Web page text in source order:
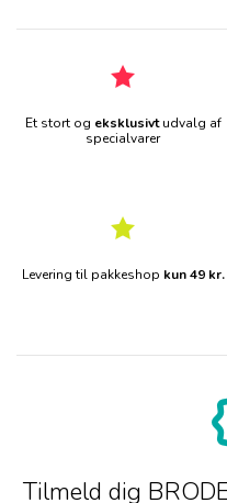
Et stort og eksklusivtudvalg af
specialvarer
Levering til pakkeshop kun 49 kr.
Tilmeld dig